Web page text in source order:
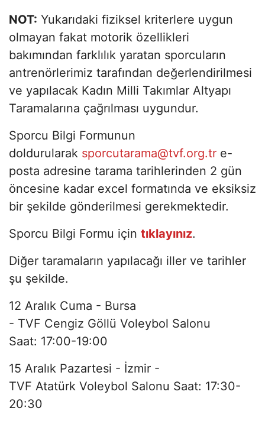
NOT: Yukarıdaki fiziksel kriterlere uygun
olmayan fakat motorik özellikleri
bakımından farklılık yaratan sporcuların
antrenörlerimiz tarafından değerlendirilmesi
ve yapılacak Kadın Milli Takımlar Altyapı
Taramalarına çağrılması uygundur.
Sporcu Bilgi Formunun
doldurularak sporcutarama@tvf.org.tr e-
posta adresine tarama tarihlerinden 2 gün
öncesine kadar excel formatında ve eksiksiz
bir şekilde gönderilmesi gerekmektedir.
Sporcu Bilgi Formu için tıklayınız.
Diğer taramaların yapılacağı iller ve tarihler
şu şekilde.
12 Aralık Cuma - Bursa
- TVF Cengiz Göllü Voleybol Salonu
Saat: 17:00-19:00
15 Aralık Pazartesi - İzmir -
TVF Atatürk Voleybol Salonu Saat: 17:30-
20:30